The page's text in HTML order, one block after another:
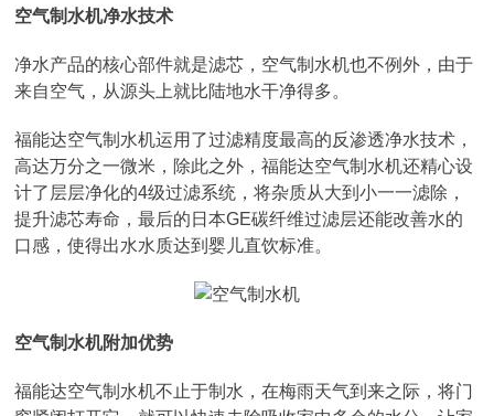
空气制水机净水技术
净水产品的核心部件就是滤芯，空气制水机也不例外，由于
来自空气，从源头上就比陆地水干净得多。
福能达空气制水机运用了过滤精度最高的反渗透净水技术，
高达万分之一微米，除此之外，福能达空气制水机还精心设
计了层层净化的4级过滤系统，将杂质从大到小一一滤除，
提升滤芯寿命，最后的日本GE碳纤维过滤层还能改善水的
口感，使得出水水质达到婴儿直饮标准。
空气制水机附加优势
福能达空气制水机不止于制水，在梅雨天气到来之际，将门